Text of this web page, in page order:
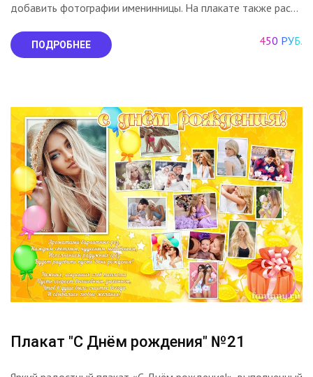
добавить фотографии именинницы. На плакате также рас...
ПОДРОБНЕЕ 450 РУБ.
Плакат "С Днём рождения" №21